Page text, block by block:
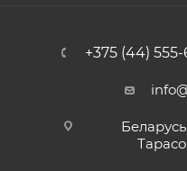
+375 (44)